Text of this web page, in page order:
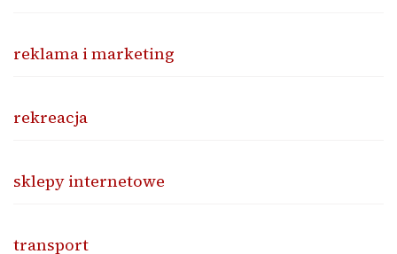
reklama i marketing
rekreacja
sklepy internetowe
transport